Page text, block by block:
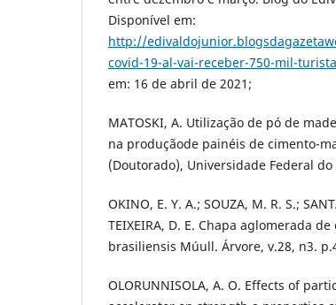
Disponível em:
http://
covid-19-al-vai-receber-750-mil-
em: 16 de abril de 2021;
MATOSKI, A. Utilização de pó de
na produçãode painéis de cimento-
(Doutorado), Universidade Federal
OKINO, E. Y. A.; SOUZA, M. R. S.;
TEIXEIRA, D. E. Chapa aglomerada
brasiliensis Múull. Árvore, v.28, n3.
OLORUNNISOLA, A. O. Effects of